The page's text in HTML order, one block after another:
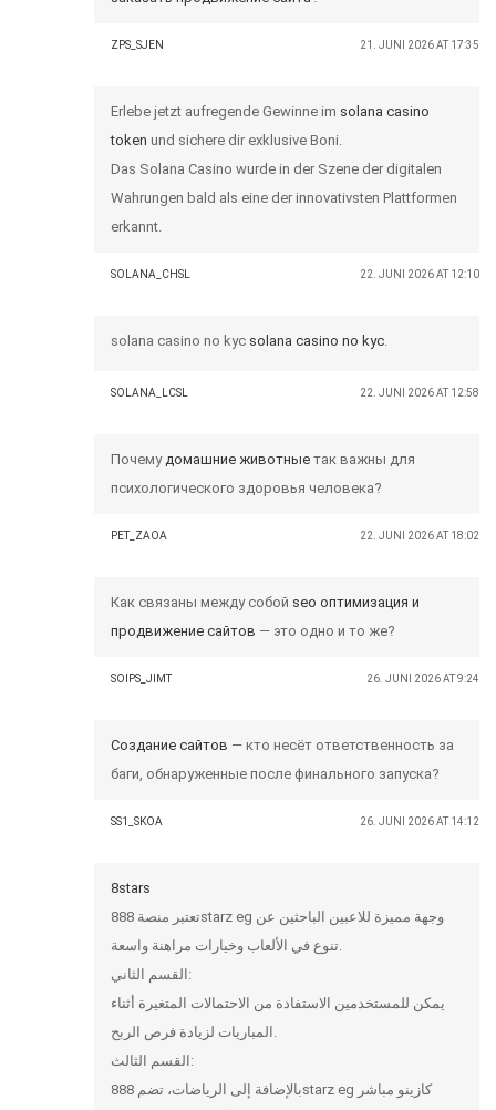
ZPS_SJEN 21. JUNI 2026 AT 17:35
Erlebe jetzt aufregende Gewinne im solana casino
token und sichere dir exklusive Boni.
Das Solana Casino wurde in der Szene der digitalen
Wahrungen bald als eine der innovativsten Plattformen
erkannt.
SOLANA_CHSL 22. JUNI 2026 AT 12:10
solana casino no kyc solana casino no kyc.
SOLANA_LCSL 22. JUNI 2026 AT 12:58
Почемудомашние животные так важны для
психологического здоровья человека?
PET_ZAOA 22. JUNI 2026 AT 18:02
Как связаны между собой seo оптимизация и
продвижение сайтов — это одно и то же?
SOIPS_JIMT 26. JUNI 2026 AT 9:24
Создание сайтов — кто несёт ответственность за
баги, обнаруженные после финального запуска?
SS1_SKOA 26. JUNI 2026 AT 14:12
8stars
تعتبر منصة 888starz eg وجهة مميزة للاعبين الباحثين عن
تنوع في الألعاب وخيارات مراهنة واسعة.
القسم الثاني:
يمكن للمستخدمين الاستفادة من الاحتمالات المتغيرة أثناء
المباريات لزيادة فرص الربح.
القسم الثالث:
بالإضافة إلى الرياضات، تضم 888starz eg كازينو مباشر